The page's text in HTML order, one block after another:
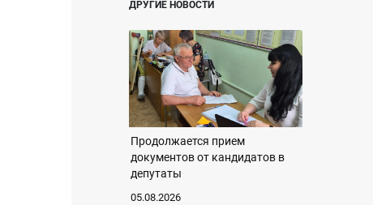
ДРУГИЕ НОВОСТИ
Продолжается прием
документов от кандидатов в
депутаты
05.08.2026